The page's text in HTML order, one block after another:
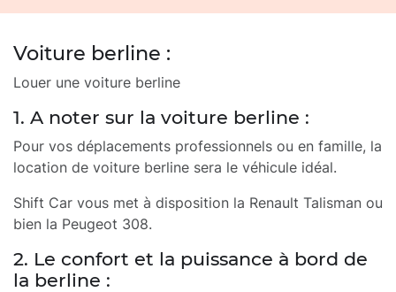
Voiture berline :
Louer une voiture berline
1. A noter sur la voiture berline :
Pour vos déplacements professionnels ou en famille, la
location de voiture berline sera le véhicule idéal.
Shift Car vous met à disposition la Renault Talisman ou
bien la Peugeot 308.
2. Le confort et la puissance à bord de
la berline :